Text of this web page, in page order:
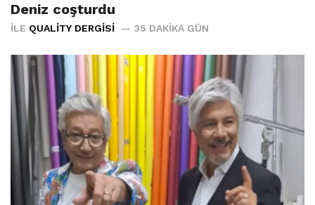
Deniz coşturdu
İLE QUALITY DERGISI 35 DAKIKA GÜN